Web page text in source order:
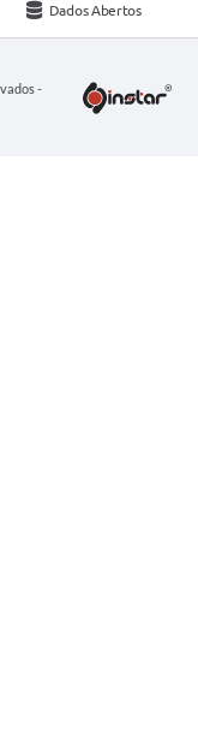
Dados Abertos
-